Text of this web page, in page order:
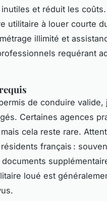
et réduit les
utilitaire à louer courte
illimité et
requérant
de conduire valide,
Certaines agences
cela reste rare.
français :
loué est